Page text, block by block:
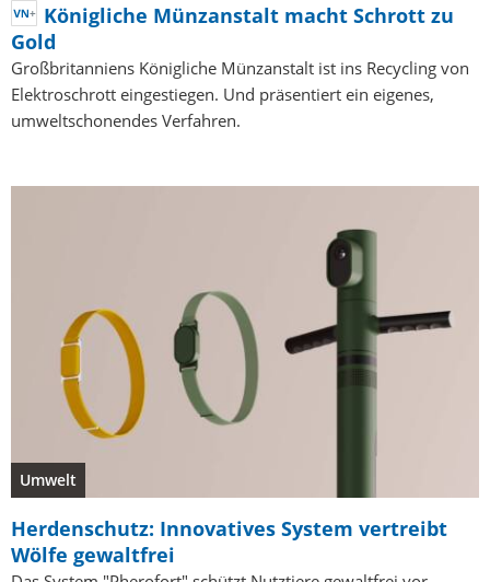
Königliche Münzanstalt macht Schrott zu
Gold
Großbritanniens Königliche Münzanstalt ist ins Recycling von
Elektroschrott eingestiegen. Und präsentiert ein eigenes,
umweltschonendes Verfahren.
Umwelt
Herdenschutz: Innovatives System vertreibt
Wölfe gewaltfrei